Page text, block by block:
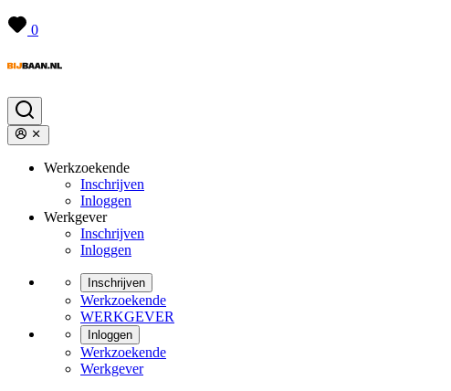
0
Werkzoekende
Inschrijven
Inloggen
Werkgever
Inschrijven
Inloggen
Inschrijven
Werkzoekende
WERKGEVER
Inloggen
Werkzoekende
Werkgever